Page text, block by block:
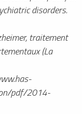
disorders.
traitement
(La
pdf/2014-